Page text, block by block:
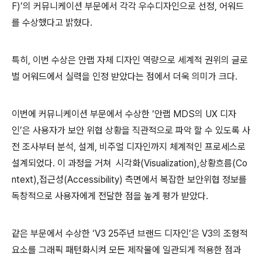
F)’의 커뮤니케이션 부문에서 각각 우수디자인으로 선정, 어워드
를 수상했다고 밝혔다.
특히 , 이번 수상은 안랩 자체 디자인 역량으로 세계적 권위의 글로
벌 어워드에서 실력을 인정 받았다는 점에서 더욱 의미가 크다.
이번에 커뮤니케이션 부문에서 수상한 ‘안랩 MDS의 UX 디자
인’은 사용자가 보안 위협 상황을 직관적으로 파악 할 수 있도록 사
전 조사부터 분석, 설계 , 비주얼 디자인까지 체계적인 프로세스로
설계되었다. 이 과정을 거쳐 시각화(Visualization),상황흐름(Co
ntext),접근성(Accessibility) 측면에서 복잡한 보안위협 정보를
독창적으로 사용자에게 전달한 점을 높게 평가 받았다.
같은 부문에서 수상한 ‘V3 25주년 브랜드 디자인’은 V3의 조형적
요소를 그래픽 패턴화시켜 모든 제작물에 일관되게 적용한 점과